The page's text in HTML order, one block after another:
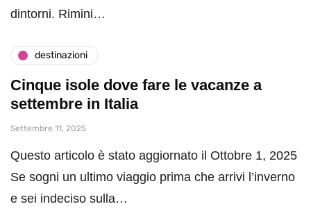
dintorni. Rimini…
destinazioni
Cinque isole dove fare le vacanze a
settembre in Italia
Settembre 11, 2025
Questo articolo è stato aggiornato il Ottobre 1, 2025
Se sogni un ultimo viaggio prima che arrivi l’inverno
e sei indeciso sulla…